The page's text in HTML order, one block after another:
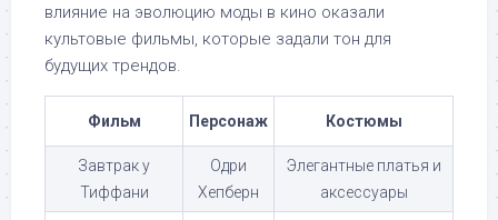
влияние на эволюцию моды в кино оказали
культовые фильмы, которые задали тон для
будущих трендов.
Фильм Персонаж Костюмы
Завтрак у
Тиффани
Одри
Хепберн
Элегантные платья и
аксессуары